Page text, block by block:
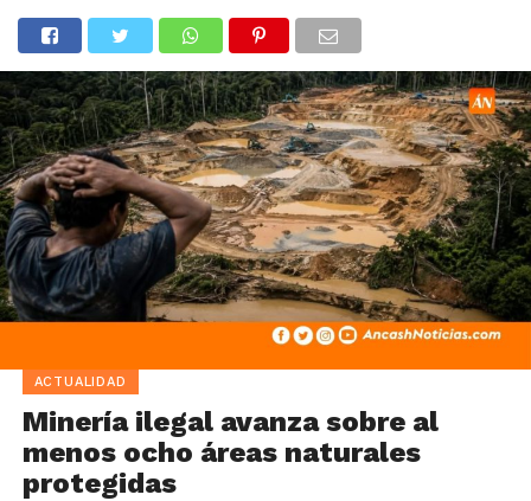
ACTUALIDAD
Minería ilegal avanza sobre al
menos ocho áreas naturales
protegidas